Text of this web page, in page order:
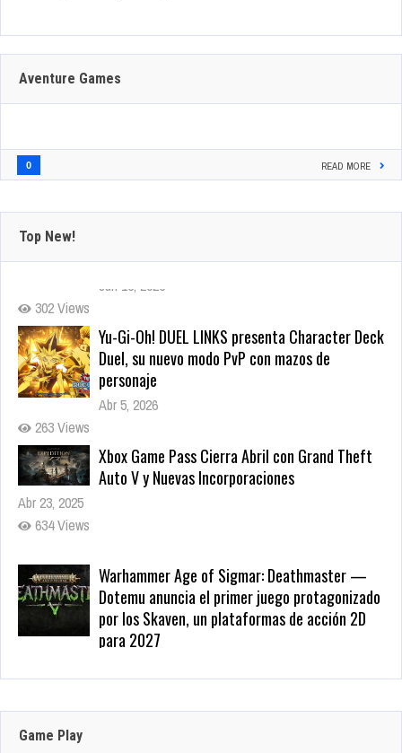
Aventure Games
0 READ MORE
Top New!
Duel, su nuevo modo PvP con mazos de
personaje
Abr 5, 2026
Auto V y Nuevas Incorporaciones
Abr 23, 2025
634 Views
Dotemu anuncia el primer juego protagonizado
por los Skaven, un plataformas de acción 2D
para 2027
Zenless Zone Zero 3.0 llega a Steam el 17 de
actualiza RTX Remix 1.5
Game Play